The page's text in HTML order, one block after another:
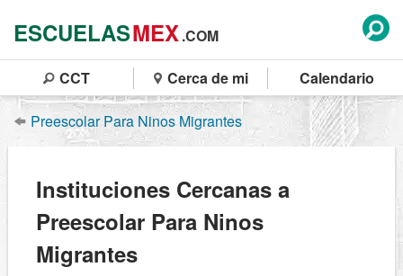
ESCUELASMEX.COM
CCT Cerca de mi Calendario
Preescolar Para Ninos Migrantes
Instituciones Cercanas a
Preescolar Para Ninos
Migrantes